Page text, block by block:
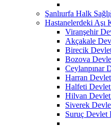
Şanlıurfa Halk
Hastanelerdeki Aşı
Viranşehir
Akçakale
Birecik
Bozova
Ceylanpınar
Harran
Halfeti
Hilvan
Siverek
Suruç Devlet